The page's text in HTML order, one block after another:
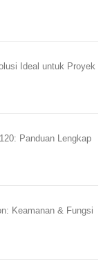
Ideal untuk Proyek
Panduan Lengkap
Keamanan & Fungsi